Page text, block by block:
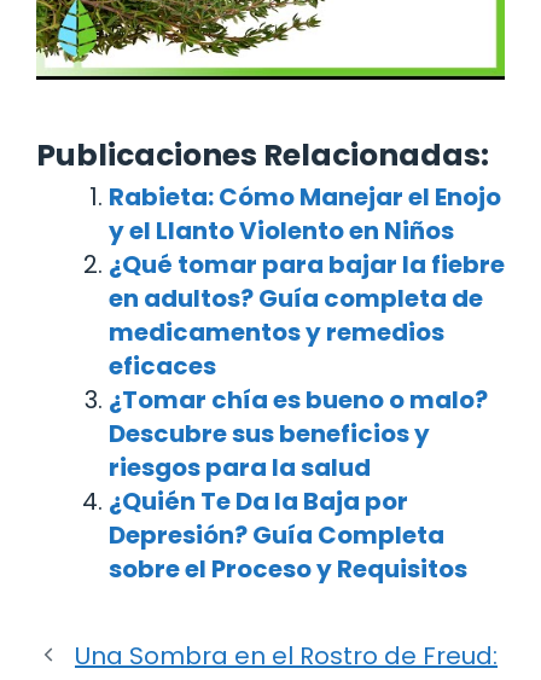
Publicaciones Relacionadas:
Rabieta: Cómo Manejar el Enojo
y el Llanto Violento en Niños
¿Qué tomar para bajar la fiebre
en adultos? Guía completa de
medicamentos y remedios
eficaces
¿Tomar chía es bueno o malo?
Descubre sus beneficios y
riesgos para la salud
¿Quién Te Da la Baja por
Depresión? Guía Completa
sobre el Proceso y Requisitos
Una Sombra en el Rostro de Freud: